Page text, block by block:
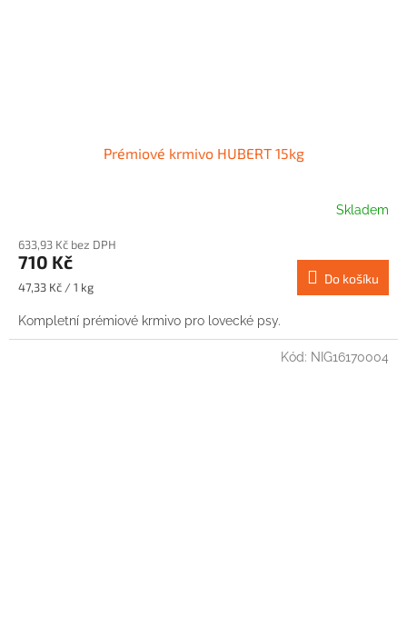
Prémiové krmivo HUBERT 15kg
Skladem
633,93 Kč bez DPH
710 Kč
Měrná
47,33 Kč / 1 kg
Do košíku
Kompletní prémiové krmivo pro lovecké psy.
Kód: NIG16170004